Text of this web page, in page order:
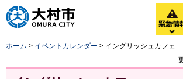
大村市
ホーム > イベントカレンダー > イングリッシュカフェ